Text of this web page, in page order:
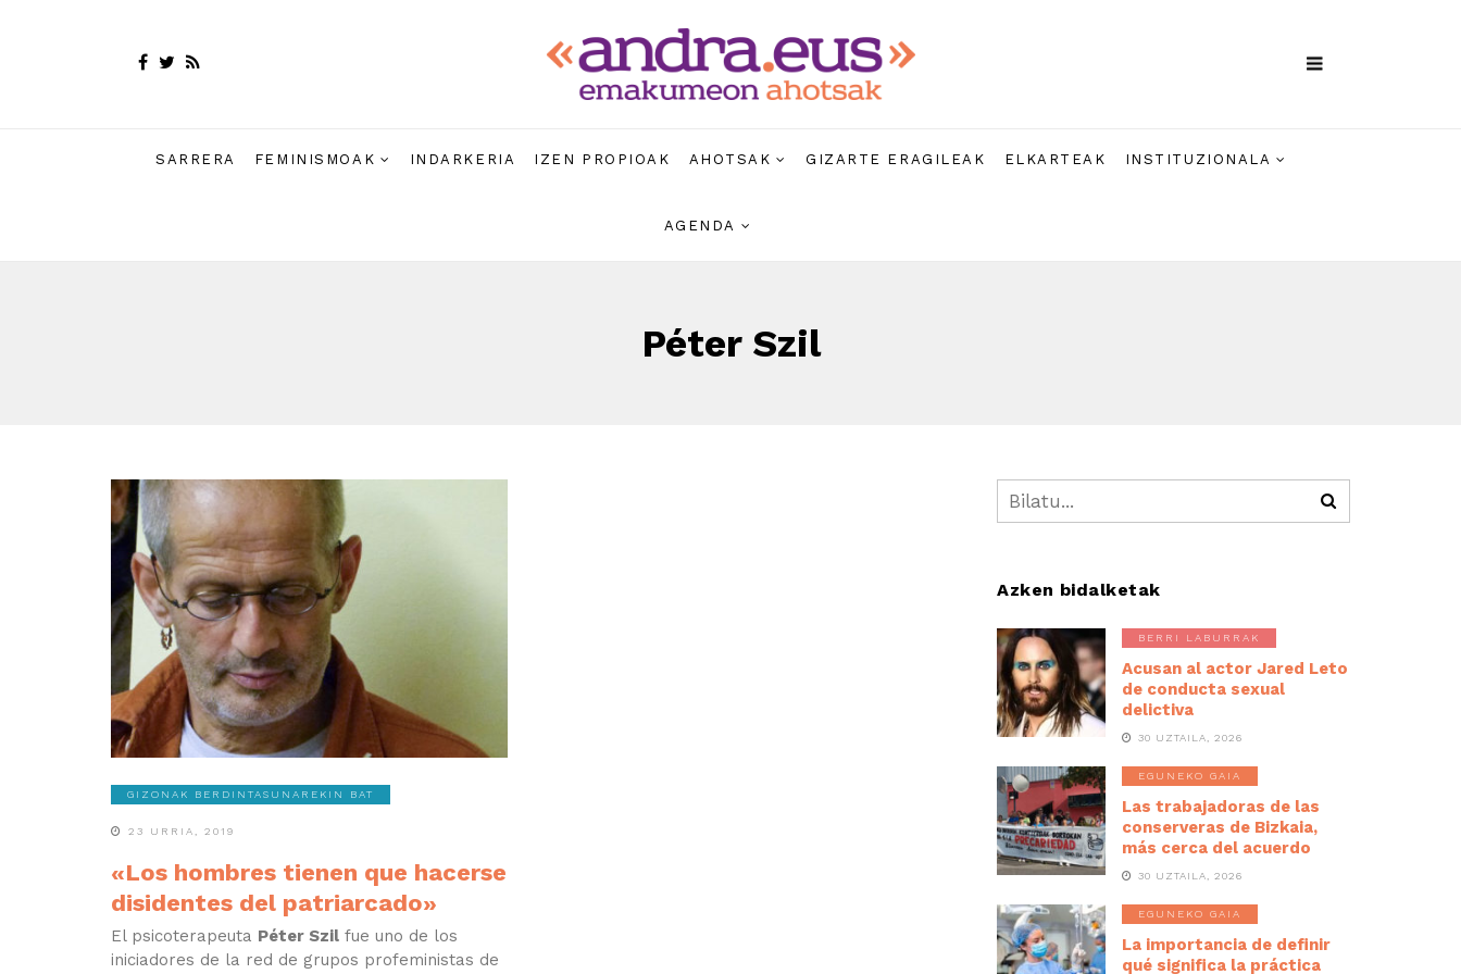
SARRERA FEMINISMOAK INDARKERIA IZEN PROPIOAK AHOTSAK GIZARTE ERAGILEAK ELKARTEAK INSTITUZIONALA
AGENDA
Péter Szil
GIZONAK BERDINTASUNAREKIN BAT
23 URRIA, 2019
«Los hombres tienen que hacerse
disidentes del patriarcado»
El psicoterapeuta Péter Szil fue uno de los
iniciadores de la red de grupos profeministas de
Azken bidalketak
BERRI LABURRAK
Acusan al actor Jared Leto
de conducta sexual
delictiva
30 UZTAILA, 2026
EGUNEKO GAIA
Las trabajadoras de las
conserveras de Bizkaia,
más cerca del acuerdo
30 UZTAILA, 2026
EGUNEKO GAIA
La importancia de definir
qué significa la práctica